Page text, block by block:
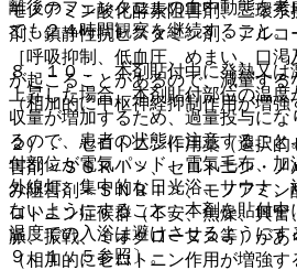
モノアミン酸化酵素阻害剤、三環
剤、鎮静性抗ヒスタミン剤、アルコ
［呼吸抑制、低血圧、めまい、口
が起こることがあるので、減量す
（相加的に中枢神経抑制作用が増強
２）． セロトニン作用薬（選択的
害剤＜ＳＳＲＩ＞、セロトニン・
み阻害剤＜ＳＮＲＩ＞、モノアミ
ロトニン症候群（不安、焦燥、興
脈、振戦、ミオクローヌス等）があ
（相加的にセロトニン作用が増強す
離後のフェンタニルの血中動態を
でも２４時間観察を継続すること。
８．１０． 本剤貼付中に発熱又は
上昇した場合、本剤貼付部位の温度
収量が増加するため、過量投与に
るので、患者の状態に注意するこ
付部位が電気パッド、電気毛布、
外線灯、集中的な日光浴、サウナ
ないようにすること。本剤を貼付
温度での入浴は避けさせるようにす
９．１．５参照〕。